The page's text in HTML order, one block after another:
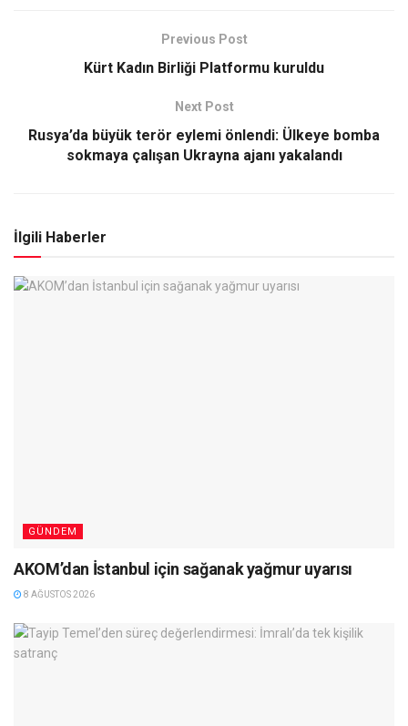
Previous Post
Kürt Kadın Birliği Platformu kuruldu
Next Post
Rusya’da büyük terör eylemi önlendi: Ülkeye bomba
sokmaya çalışan Ukrayna ajanı yakalandı
İlgili Haberler
GÜNDEM
AKOM’dan İstanbul için sağanak yağmur uyarısı
8 AĞUSTOS 2026